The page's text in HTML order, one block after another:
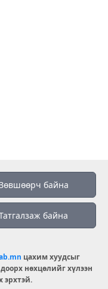
байна
байна
цахим хуудсыг
нөхцөлийг хүлээн
эрхтэй.